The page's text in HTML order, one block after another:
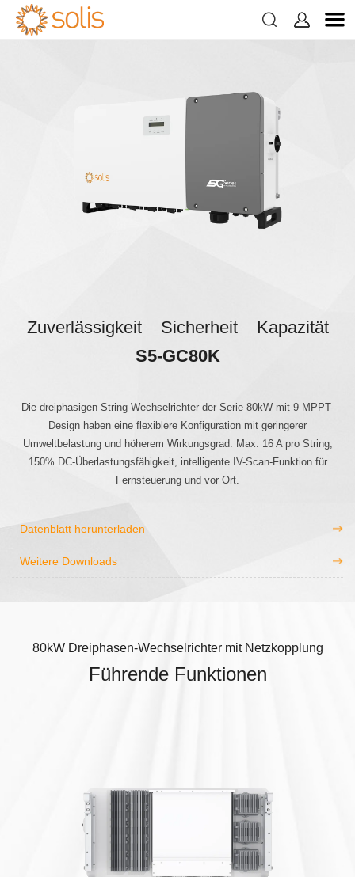
 
Zuverlässigkeit Sicherheit Kapazität
S5-GC80K
Die dreiphasigen String-Wechselrichter der Serie 80kW mit 9 MPPT-
Design haben eine flexiblere Konfiguration mit geringerer
Umweltbelastung und höherem Wirkungsgrad. Max. 16 A pro String,
150% DC-Überlastungsfähigkeit, intelligente IV-Scan-Funktion für
Fernsteuerung und vor Ort.
Datenblatt herunterladen
Weitere Downloads
80kW Dreiphasen-Wechselrichter mit Netzkopplung
Führende Funktionen